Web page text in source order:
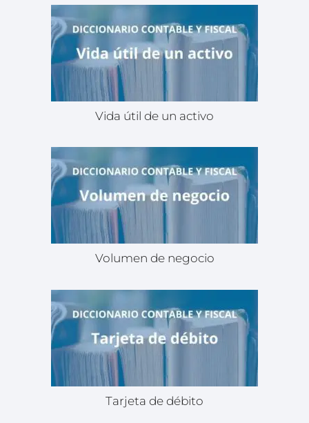
Vida útil de un activo
Volumen de negocio
Tarjeta de débito